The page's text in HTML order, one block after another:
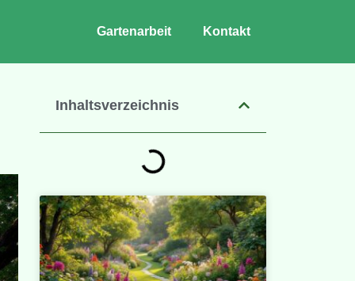
Gartenarbeit Kontakt
Inhaltsverzeichnis